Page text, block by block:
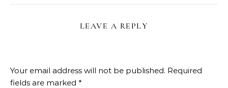
LEAVE A REPLY
Your email address will not be published. Required
fields are marked *